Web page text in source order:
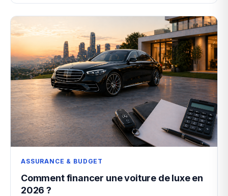
ASSURANCE & BUDGET
Comment financer une voiture de luxe en
2026 ?